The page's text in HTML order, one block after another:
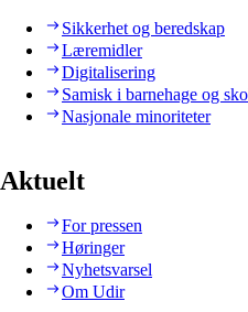
Sikkerhet og beredskap
Læremidler
Digitalisering
Samisk i barnehage og
Nasjonale minoriteter
Aktuelt
For pressen
Høringer
Nyhetsvarsel
Om Udir